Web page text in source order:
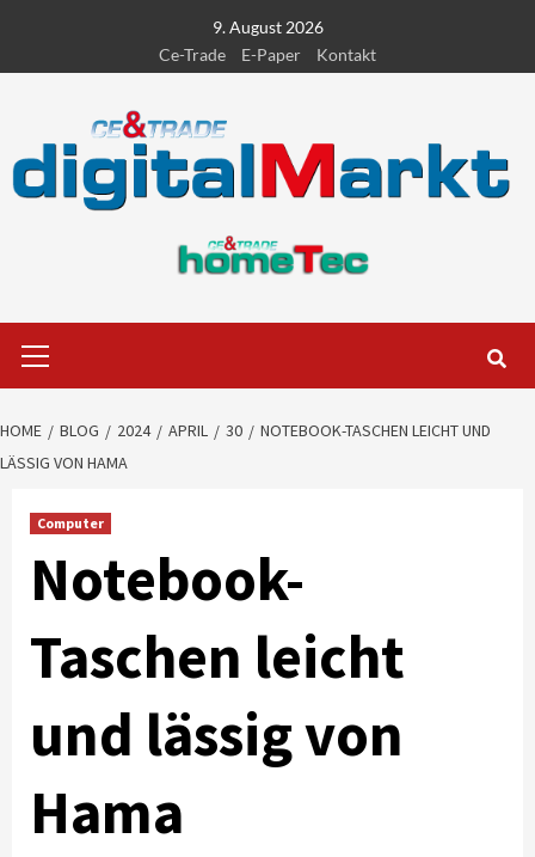
content
9. August 2026
Ce-Trade
E-Paper Kontakt
Menu
HOME BLOG 2024 APRIL 30
NOTEBOOK-TASCHEN LEICHT UND
LÄSSIG VON HAMA
Computer
Notebook-
Taschen leicht
und lässig von
Hama